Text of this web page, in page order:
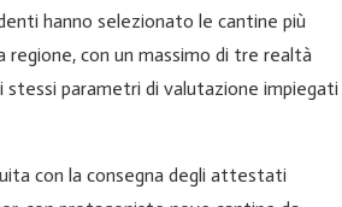
hanno selezionato le cantine più
regione, con un massimo di tre realtà
stessi parametri di valutazione impiegati
con la consegna degli attestati